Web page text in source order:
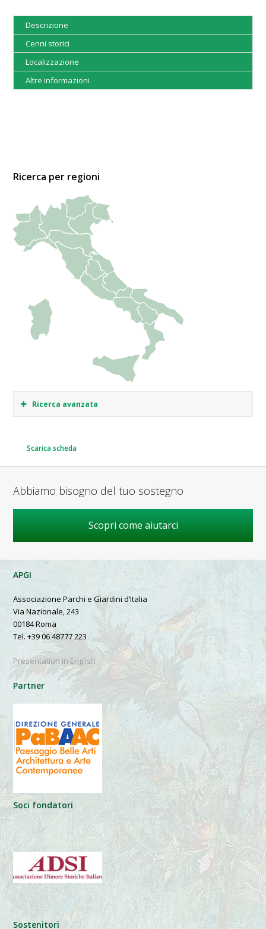
Descrizione
Cenni storici
Localizzazione
Altre informazioni
Ricerca per regioni
Ricerca avanzata
Scarica scheda
Abbiamo bisogno del tuo sostegno
Scopri come aiutarci
APGI
Associazione Parchi e Giardini d’Italia
Via Nazionale, 243
00184 Roma
Tel. +39 06 48777 223
Presentation in English
Partner
Soci fondatori
Sostenitori